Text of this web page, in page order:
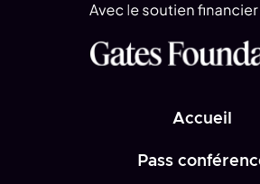
Accueil
Pass